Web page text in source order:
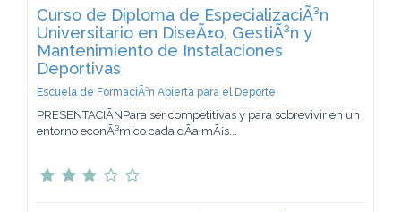
Curso de Diploma de EspecializaciÃ³n
Universitario en DiseÃ±o, GestiÃ³n y
Mantenimiento de Instalaciones
Deportivas
Escuela de FormaciÃ³n Abierta para el Deporte
PRESENTACIÃNPara ser competitivas y para sobrevivir en un
entorno econÃ³mico cada dÃ­a mÃ¡s...